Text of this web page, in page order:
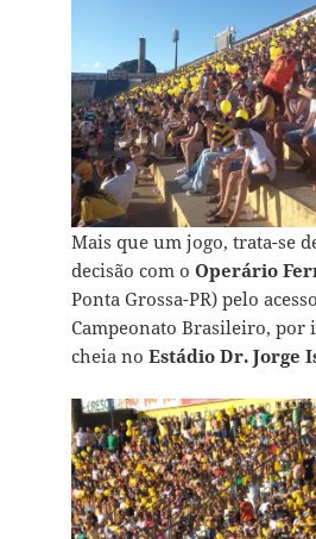
Mais que um jogo, trata-se
decisão com o Operário
Ponta Grossa-PR) pelo
Campeonato Brasileiro, por
cheia no Estádio Dr. Jorge